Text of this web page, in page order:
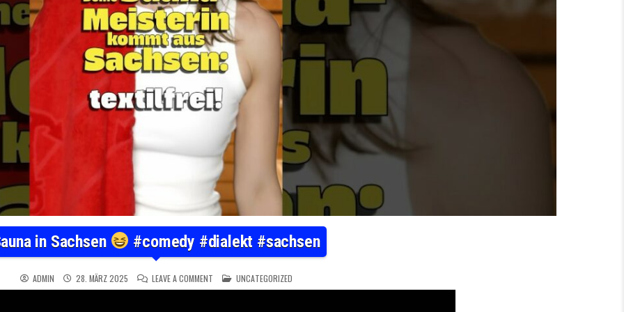
in Sachsen #comedy #dialekt #sachsen
ADMIN 28. MÄRZ 2025 LEAVE A COMMENTON SAUNA IN SACHSEN
POSTED IN
UNCATEGORIZED